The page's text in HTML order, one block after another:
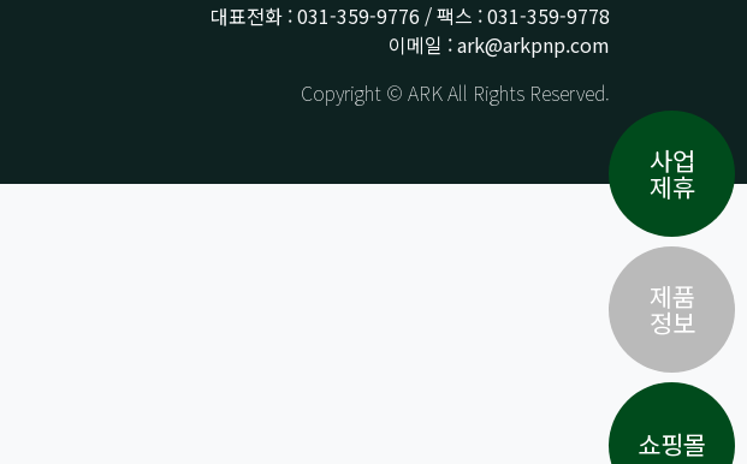
대표전화 : 031-359-9776 / 팩스 : 031-359-9778
이메일 : ark@arkpnp.com
Copyright © ARK All Rights Reserved.
사업
제휴
제품
정보
쇼핑몰